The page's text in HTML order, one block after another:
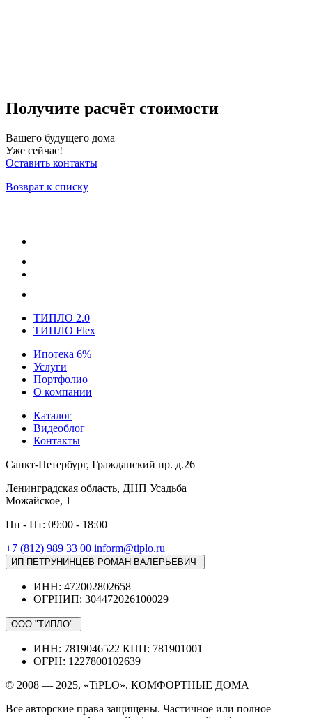
Получите расчёт стоимости
Вашего будущего дома
Уже сейчас!
Оставить контакты
Возврат к списку
ТИПЛО 2.0
ТИПЛО Flex
Ипотека 6%
Услуги
Портфолио
О компании
Каталог
Видеоблог
Контакты
Санкт-Петербург, Гражданский пр. д.26
Ленинградская область, ДНП Усадьба
Можайское, 1
Пн - Пт: 09:00 - 18:00
+7 (812) 989 33 00 inform@tiplo.ru
ИП ПЕТРУНИНЦЕВ РОМАН ВАЛЕРЬЕВИЧ
ИНН: 472002802658
ОГРНИП: 304472026100029
ООО "ТИПЛО"
ИНН: 7819046522 КПП: 781901001
ОГРН: 1227800102639
© 2008 — 2025, «TiPLO». КОМФОРТНЫЕ ДОМА
Все авторские права защищены. Частичное или полное